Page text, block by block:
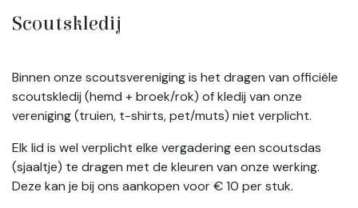
Scoutskledij
Binnen onze scoutsvereniging is het dragen van officiële
scoutskledij (hemd + broek/rok) of kledij van onze
vereniging (truien, t-shirts, pet/muts) niet verplicht.
Elk lid is wel verplicht elke vergadering een scoutsdas
(sjaaltje) te dragen met de kleuren van onze werking.
Deze kan je bij ons aankopen voor € 10 per stuk.